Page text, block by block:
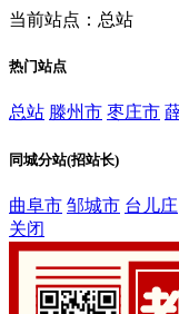
当前站点：总站
热门站点
总站 滕州市 枣庄市
同城分站(招站长)
曲阜市 邹城市 台儿庄
关闭